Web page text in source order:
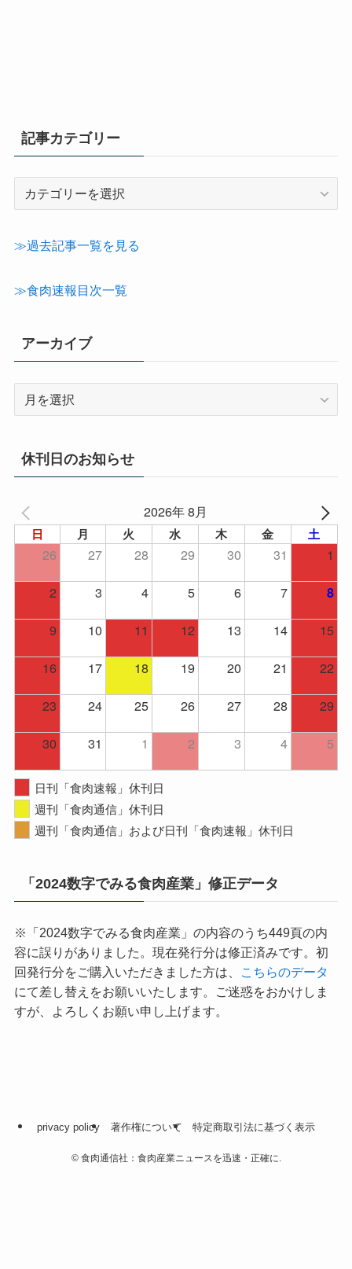
記事カテゴリー
テ
≫過去記事一覧を見る
≫食肉速報目次一覧
アーカイブ
イ
ブ
休刊日のお知らせ
2026年 8月
日 月 火 水 木 金 土
26 27 28 29 30 31
1
2
3 4 5 6 7 8
9 10 11 12 13 14
15
16
17 18 19 20 21
22
23
24 25 26 27 28
29
30
31 1 2 3 4 5
日刊「食肉速報」休刊日
週刊「食肉通信」休刊日
週刊「食肉通信」および日刊「食肉速報」休刊日
「2024数字でみる食肉産業」修正データ
※「2024数字でみる食肉産業」の内容のうち449頁の内
容に誤りがありました。現在発行分は修正済みです。初
回発行分をご購入いただきました方は、
こちらのデータ
にて差し替えをお願いいたします。ご迷惑をおかけしま
すが、よろしくお願い申し上げます。
privacy policy 著作権について 特定商取引法に基づく表示
©食肉通信社：食肉産業ニュースを迅速・正確に.